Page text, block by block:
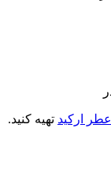
ارکید تهیه کنید.